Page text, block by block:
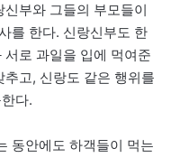
부와 그들의 부모들이
를 한다. 신랑신부도 한
로 과일을 입에 먹여준
고, 신랑도 같은 행위를
다.
동안에도 하객들이 먹는